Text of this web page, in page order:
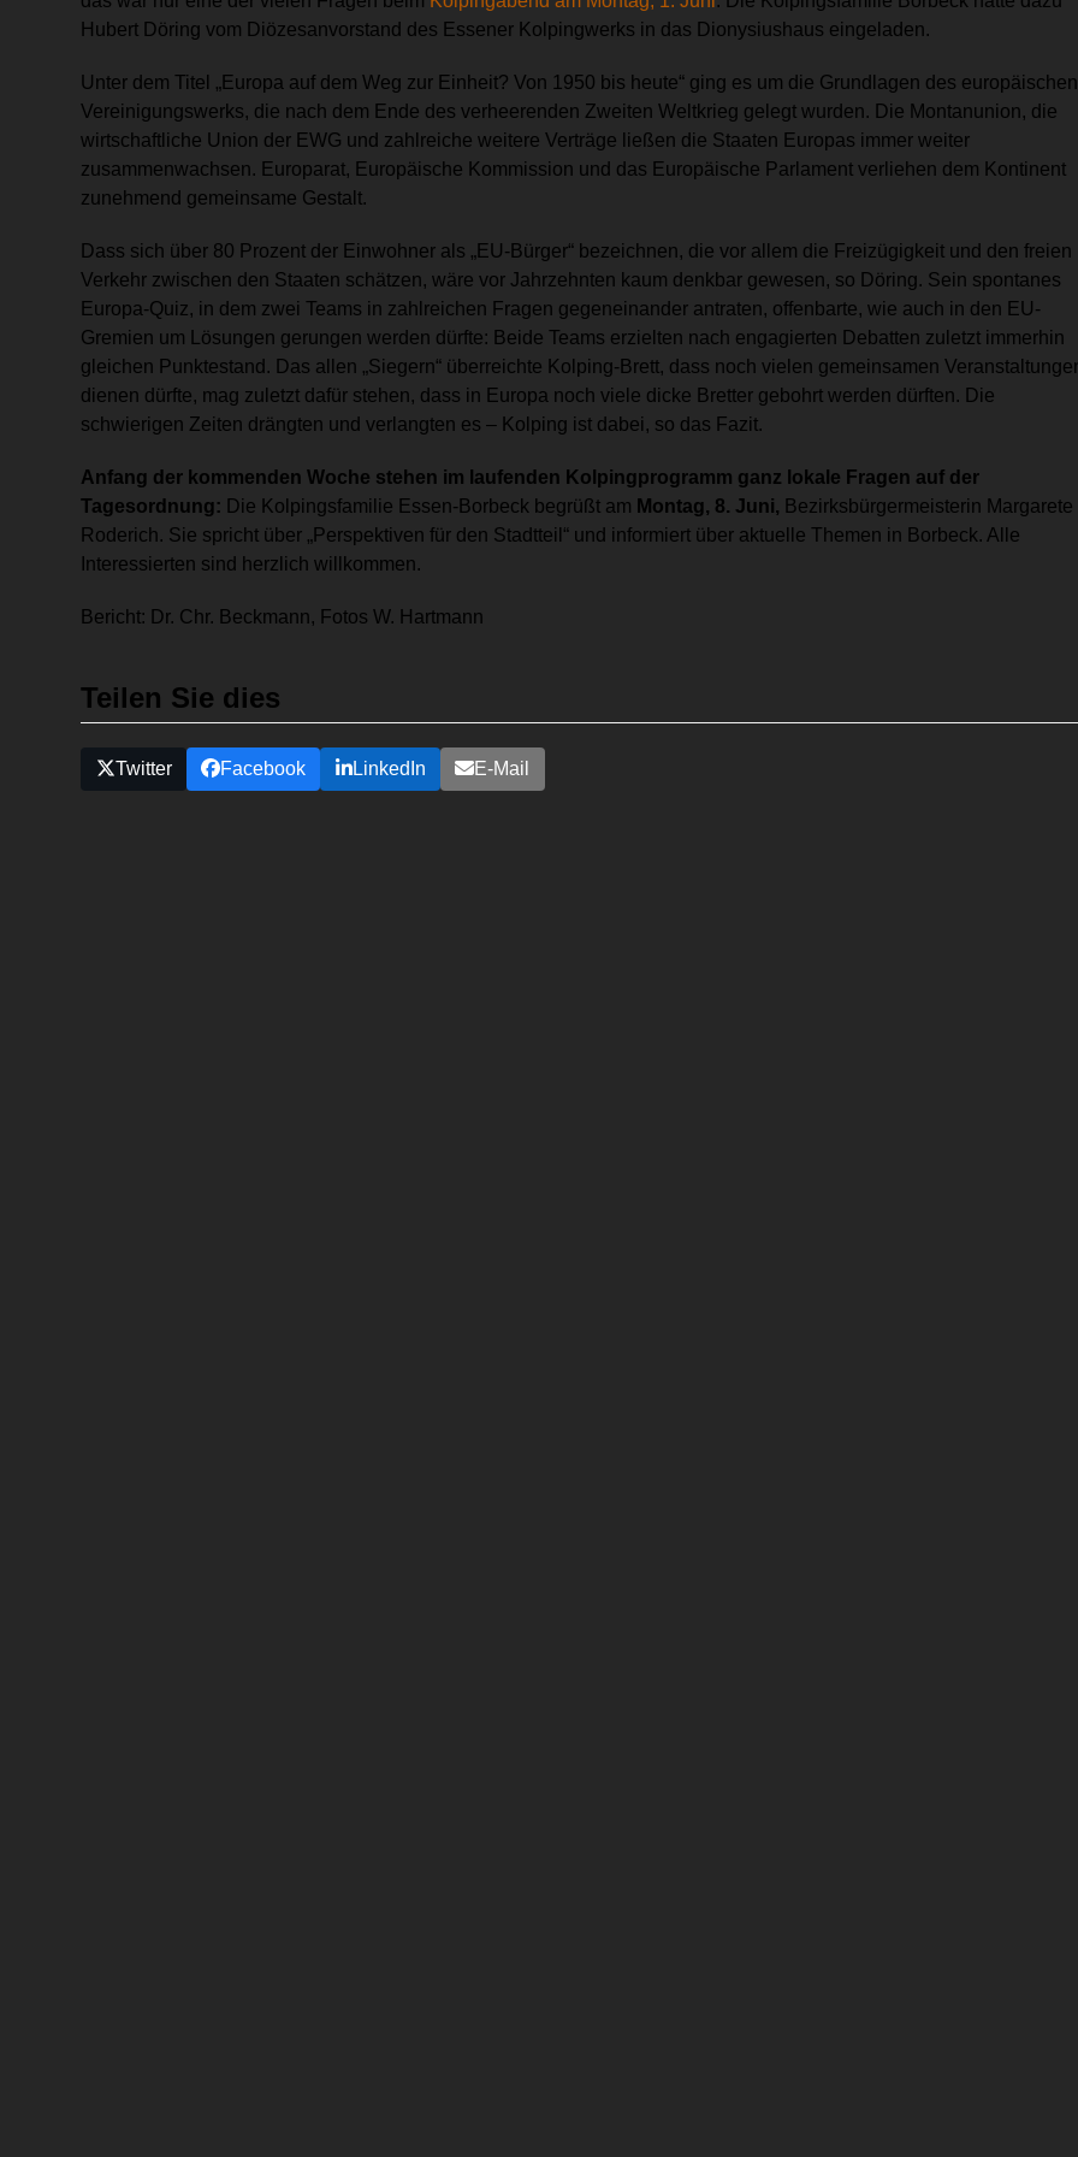
Hubert ‎Döring vom Diözesanvorstand des Essener Kolpingwerks in das Dionysiushaus eingeladen.
Unter dem Titel „Europa auf dem Weg zur Einheit? Von 1950 bis heute“ ging es um die Grundlagen des europäischen
Vereinigungswerks, die nach dem Ende des verheerenden Zweiten Weltkrieg gelegt wurden. Die Montanunion, die
wirtschaftliche Union der EWG und zahlreiche weitere Verträge ließen die Staaten Europas immer weiter
zusammenwachsen. Europarat, Europäische Kommission und das Europäische Parlament verliehen dem Kontinent
zunehmend gemeinsame Gestalt.
Dass sich über 80 Prozent der Einwohner als „EU-Bürger“ bezeichnen, die vor allem die Freizügigkeit und den freien
Verkehr zwischen den Staaten schätzen, wäre vor Jahrzehnten kaum denkbar gewesen, so Döring. Sein spontanes
Europa-Quiz, in dem zwei Teams in zahlreichen Fragen gegeneinander antraten, offenbarte, wie auch in den EU-
Gremien um Lösungen gerungen werden dürfte: Beide Teams erzielten nach engagierten Debatten zuletzt immerhin
gleichen Punktestand. Das allen „Siegern“ überreichte Kolping-Brett, dass noch vielen gemeinsamen
dienen dürfte, mag zuletzt dafür stehen, dass in Europa noch viele dicke Bretter gebohrt werden dürften. Die
schwierigen Zeiten drängten und verlangten es – Kolping ist dabei, so das Fazit.
Anfang der kommenden Woche stehen im laufenden Kolpingprogramm ganz lokale Fragen auf der
Tagesordnung: Die Kolpingsfamilie Essen-Borbeck begrüßt am Montag, 8. Juni, Bezirksbürgermeisterin Margarete
Roderich. Sie spricht über „Perspektiven für den Stadtteil“ und informiert über aktuelle Themen in Borbeck. Alle
Interessierten sind herzlich willkommen.
Bericht: Dr. Chr. Beckmann, Fotos W. Hartmann
Teilen Sie dies
Twitter Facebook LinkedIn E-Mail